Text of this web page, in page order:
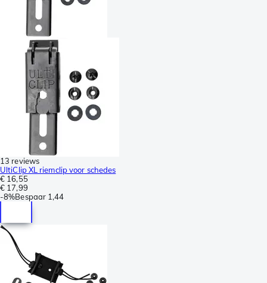
13 reviews
UltiClip XL riemclip voor schedes
€ 16,55
€ 17,99
-8%Bespaar 1,44